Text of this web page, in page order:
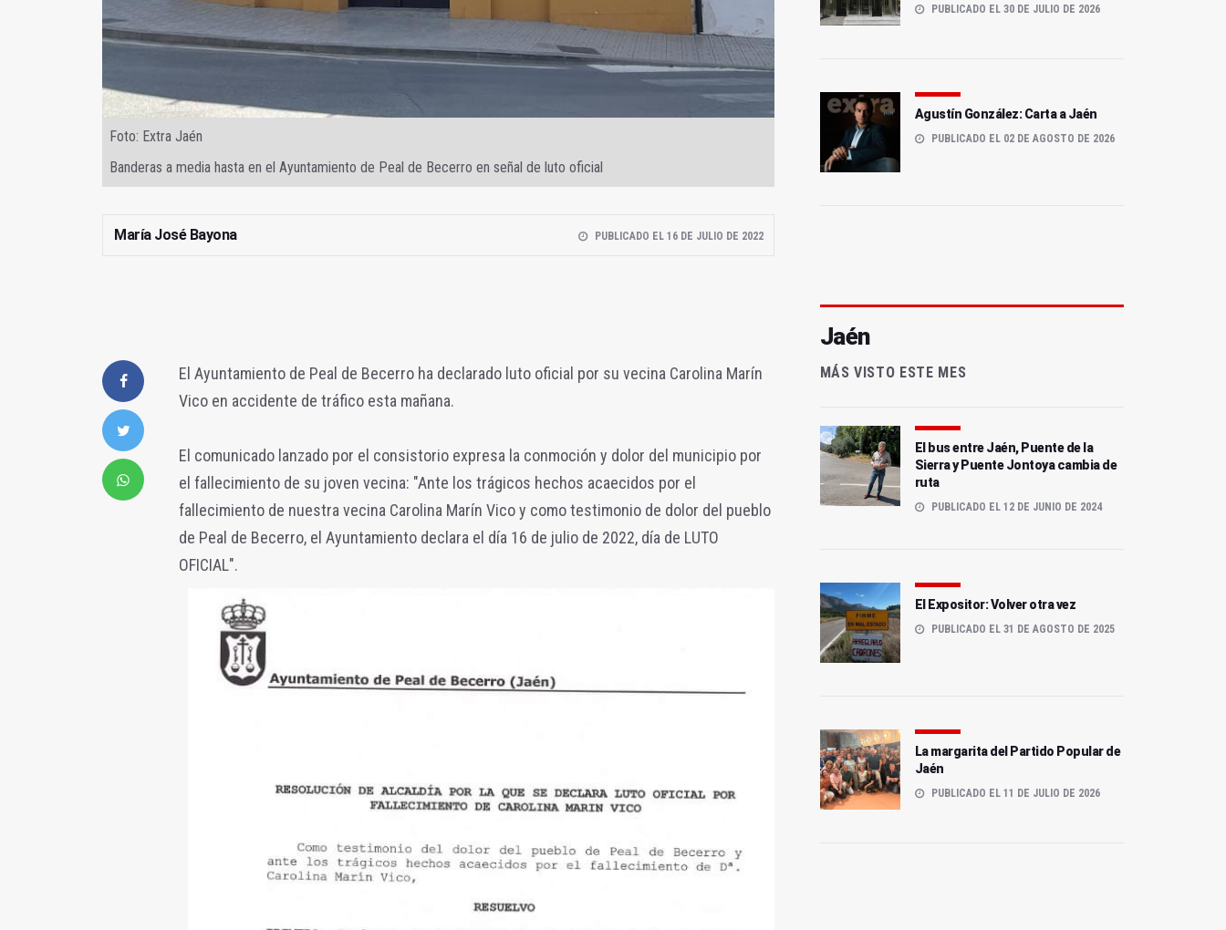
Foto: Extra Jaén
Banderas a media hasta en el Ayuntamiento de Peal de Becerro en señal de luto oficial
María José Bayona PUBLICADO EL 16 DE JULIO DE 2022
El Ayuntamiento de Peal de Becerro ha declarado luto oficial por su vecina Carolina Marín
Vico en accidente de tráfico esta mañana.
El comunicado lanzado por el consistorio expresa la conmoción y dolor del municipio por
el fallecimiento de su joven vecina: "Ante los trágicos hechos acaecidos por el
fallecimiento de nuestra vecina Carolina Marín Vico y como testimonio de dolor del pueblo
de Peal de Becerro, el Ayuntamiento declara el día 16 de julio de 2022, día de LUTO
OFICIAL".
PUBLICADO EL 30 DE JULIO DE 2026
Agustín González: Carta a Jaén
PUBLICADO EL 02 DE AGOSTO DE 2026
Jaén
MÁS VISTO ESTE MES
El bus entre Jaén, Puente de la
Sierra y Puente Jontoya cambia de
ruta
PUBLICADO EL 12 DE JUNIO DE 2024
El Expositor: Volver otra vez
PUBLICADO EL 31 DE AGOSTO DE 2025
La margarita del Partido Popular de
Jaén
PUBLICADO EL 11 DE JULIO DE 2026